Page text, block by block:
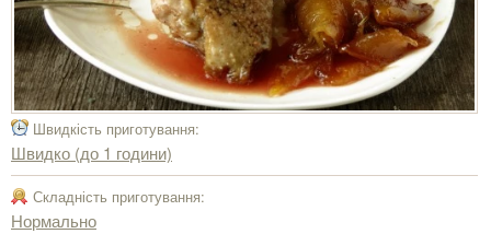
Швидкість приготування:
Швидко (до 1 години)
Складність приготування:
Нормально